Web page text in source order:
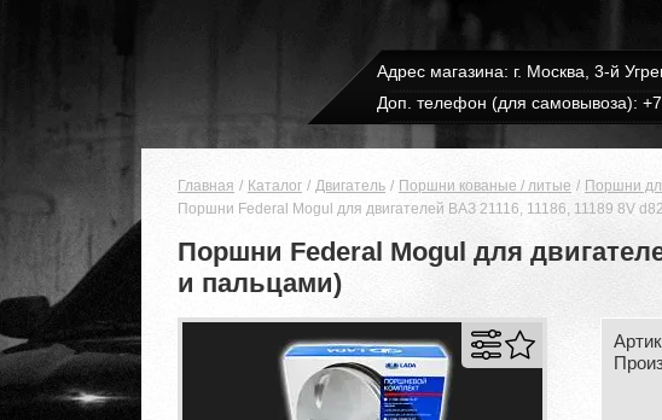
Адрес магазина: г. Москва, 3-й
Доп. телефон (для самовывоза):
Главная Каталог Двигатель Поршни кованые / литые Поршни
Поршни Federal Mogul для двигателей ВАЗ 21116, 11186, 11189 8V
Поршни Federal Mogul для
и пальцами)